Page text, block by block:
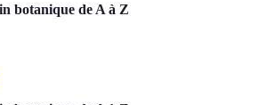
botanique de A à Z